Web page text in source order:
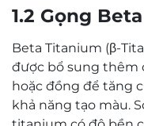
1.2 Gọng
Beta Titanium (β-
được bổ sung thêm
hoặc đồng để tăng
khả năng tạo màu.